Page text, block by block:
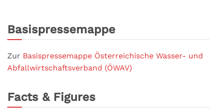
Basispressemappe
Zur Basispressemappe Österreichische Wasser- und
Abfallwirtschaftsverband (ÖWAV)
Facts & Figures